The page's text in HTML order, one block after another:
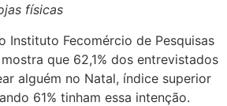
físicas
Instituto Fecomércio de Pesquisas
que 62,1% dos entrevistados
alguém no Natal, índice superior
61% tinham essa intenção.